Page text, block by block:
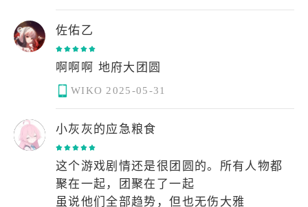
佐佑乙
啊啊啊 地府大团圆
WIKO 2025-05-31
小灰灰的应急粮食
这个游戏剧情还是很团圆的。所有人物都
聚在一起，团聚在了一起
虽说他们全部趋势，但也无伤大雅